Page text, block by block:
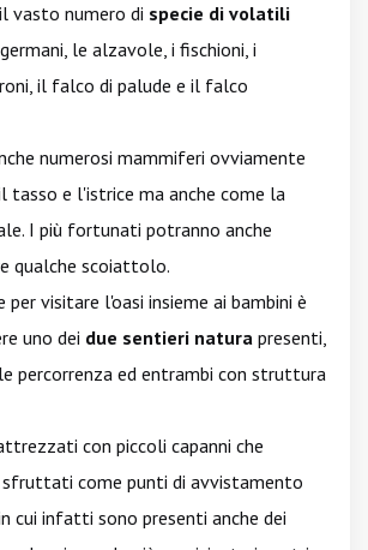
vasto numero di specie di volatili
le alzavole, i fischioni, i
il falco di palude e il falco
numerosi mammiferi ovviamente
tasso e l'istrice ma anche come la
I più fortunati potranno anche
qualche scoiattolo.
visitare l'oasi insieme ai bambini è
uno dei due sentieri natura presenti,
percorrenza ed entrambi con struttura
con piccoli capanni che
sfruttati come punti di avvistamento
cui infatti sono presenti anche dei